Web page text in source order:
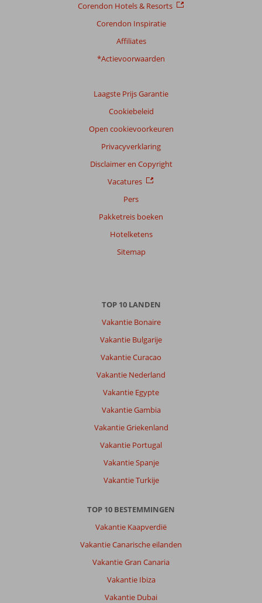
Corendon Hotels & Resorts
Corendon Inspiratie
Affiliates
*Actievoorwaarden
Laagste Prijs Garantie
Cookiebeleid
Open cookievoorkeuren
Privacyverklaring
Disclaimer en Copyright
Vacatures
Pers
Pakketreis boeken
Hotelketens
Sitemap
TOP 10 LANDEN
Vakantie Bonaire
Vakantie Bulgarije
Vakantie Curacao
Vakantie Nederland
Vakantie Egypte
Vakantie Gambia
Vakantie Griekenland
Vakantie Portugal
Vakantie Spanje
Vakantie Turkije
TOP 10 BESTEMMINGEN
Vakantie Kaapverdië
Vakantie Canarische eilanden
Vakantie Gran Canaria
Vakantie Ibiza
Vakantie Dubai